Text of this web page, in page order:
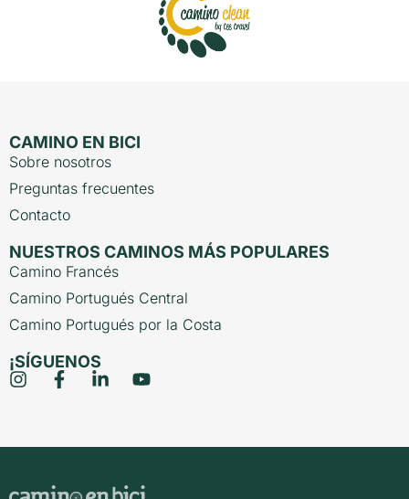
CAMINO EN BICI
Sobre nosotros
Preguntas frecuentes
Contacto
NUESTROS CAMINOS MÁS POPULARES
Camino Francés
Camino Portugués Central
Camino Portugués por la Costa
¡SÍGUENOS